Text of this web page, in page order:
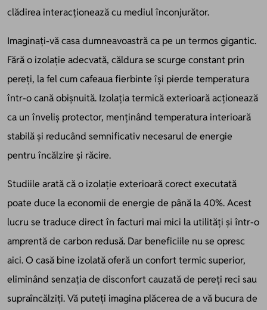
clădirea interacționează cu mediul înconjurător.
Imaginați-vă casa dumneavoastră ca pe un termos gigantic.
Fără o izolație adecvată, căldura se scurge constant prin
pereți, la fel cum cafeaua fierbinte își pierde temperatura
într-o cană obișnuită. Izolația termică exterioară acționează
ca un înveliș protector, menținând temperatura interioară
stabilă și reducând semnificativ necesarul de energie
pentru încălzire și răcire.
Studiile arată că o izolație exterioară corect executată
poate duce la economii de energie de până la 40%. Acest
lucru se traduce direct în facturi mai mici la utilități și într-o
amprentă de carbon redusă. Dar beneficiile nu se opresc
aici. O casă bine izolată oferă un confort termic superior,
eliminând senzația de disconfort cauzată de pereți reci sau
supraîncălziți. Vă puteți imagina plăcerea de a vă bucura de